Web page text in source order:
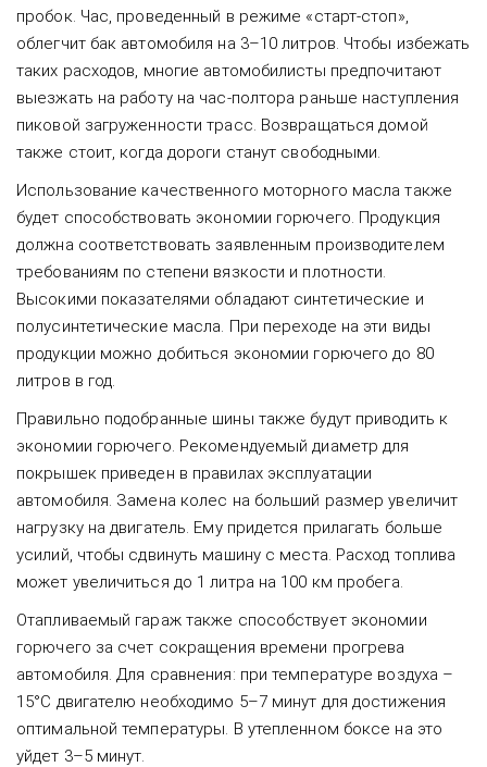
пробок. Час, проведенный в режиме «старт-стоп»,
облегчит бак автомобиля на 3–10 литров. Чтобы избежать
таких расходов, многие автомобилисты предпочитают
выезжать на работу на час-полтора раньше наступления
пиковой загруженности трасс. Возвращаться домой
также стоит, когда дороги станут свободными.
Использование качественного моторного масла также
будет способствовать экономии горючего. Продукция
должна соответствовать заявленным производителем
требованиям по степени вязкости и плотности.
Высокими показателями обладают синтетические и
полусинтетические масла. При переходе на эти виды
продукции можно добиться экономии горючего до 80
литров в год.
Правильно подобранные шины также будут приводить к
экономии горючего. Рекомендуемый диаметр для
покрышек приведен в правилах эксплуатации
автомобиля. Замена колес на больший размер увеличит
нагрузку на двигатель. Ему придется прилагать больше
усилий, чтобы сдвинуть машину с места. Расход топлива
может увеличиться до 1 литра на 100 км пробега.
Отапливаемый гараж также способствует экономии
горючего за счет сокращения времени прогрева
автомобиля. Для сравнения: при температуре воздуха –
15°С двигателю необходимо 5–7 минут для достижения
оптимальной температуры. В утепленном боксе на это
уйдет 3–5 минут.